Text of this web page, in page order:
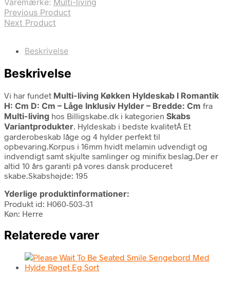
Varemærke: Multi-living
Previous Product
Next Product
Beskrivelse
Beskrivelse
Vi har fundet Multi-living Køkken Hyldeskab I Romantik
H: Cm D: Cm – Låge Inklusiv Hylder – Bredde: Cm fra
Multi-living hos Billigskabe.dk i kategorien Skabs
Variantprodukter. Hyldeskab i bedste kvalitetÂ Et
garderobeskab låge og 4 hylder perfekt til
opbevaring.Korpus i 16mm hvidt melamin udvendigt og
indvendigt samt skjulte samlinger og minifix beslag.Der er
altid 10 års garanti på vores dansk produceret
skabe.Skabshøjde: 195
Yderlige produktinformationer:
Produkt id: H060-503-31
Køn: Herre
Relaterede varer